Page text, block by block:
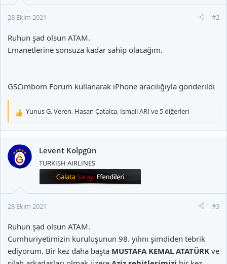
:
28 Ekim 2021 #2
Ruhun şad olsun ATAM.
Emanetlerine sonsuza kadar sahip olacağım.
GSCimbom Forum kullanarak iPhone aracılığıyla gönderildi
T
k
i
l
Yunus G. Veren, Hasan Çatalca, Ismail ARI ve 5 diğerleri
Levent Kolpgün
TURKISH AIRLINES
28 Ekim 2021 #3
Ruhun şad olsun ATAM.
Cumhuriyetimizin kuruluşunun 98. yılını şimdiden tebrik
ediyorum. Bir kez daha başta MUSTAFA KEMAL ATATÜRK ve